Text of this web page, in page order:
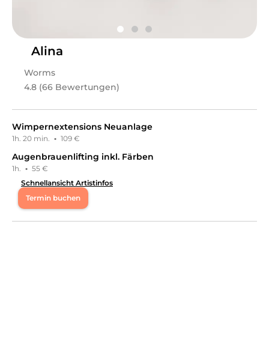
Alina
Worms
4.8 (66 Bewertungen)
Wimpernextensions Neuanlage
1h. 20 min. · 109 €
Augenbrauenlifting inkl. Färben
1h. · 55 €
Schnellansicht Artistinfos
Termin buchen
Mo 10:00 - 18:30